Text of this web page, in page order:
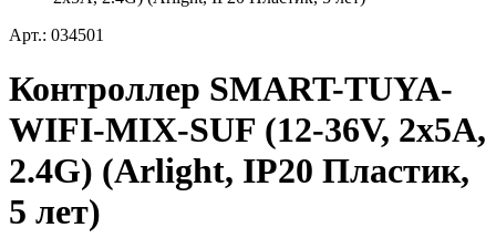
Арт.: 034501
Контроллер SMART-TUYA-
WIFI-MIX-SUF (12-36V, 2x5A,
2.4G) (Arlight, IP20 Пластик,
5 лет)